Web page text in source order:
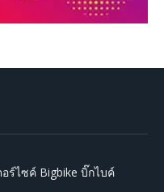
ร์ไซค์ Bigbike บิ๊กไบค์